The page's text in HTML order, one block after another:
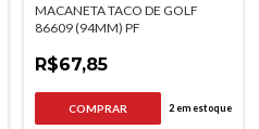
MACANETA TACO DE GOLF
86609 (94MM) PF
R$67,85
2em estoque